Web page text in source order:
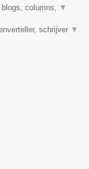
columns, ▼
schrijver ▼